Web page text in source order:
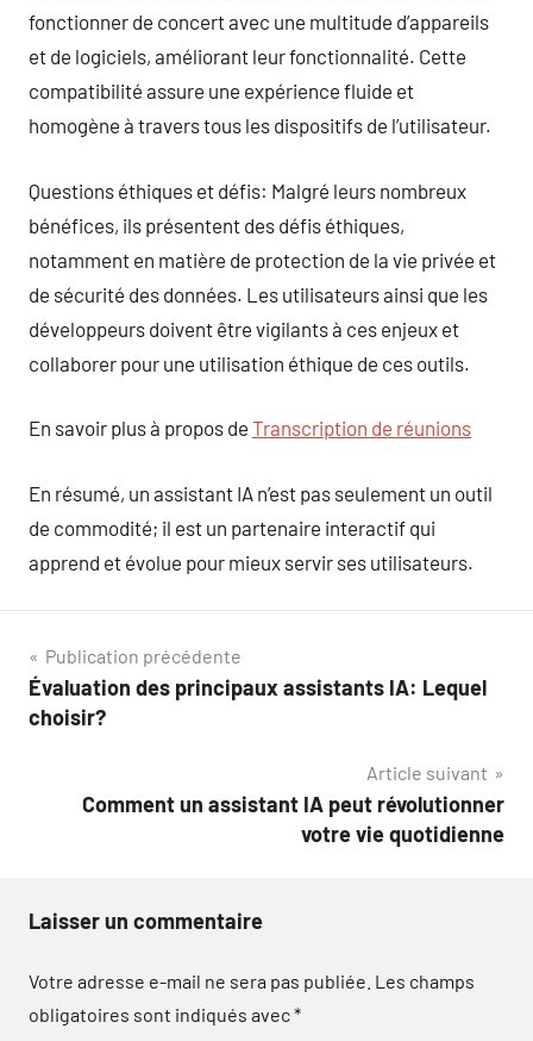
fonctionner de concert avec une multitude d’appareils
et de logiciels, améliorant leur fonctionnalité. Cette
compatibilité assure une expérience fluide et
homogène à travers tous les dispositifs de l’utilisateur.
Questions éthiques et défis: Malgré leurs nombreux
bénéfices, ils présentent des défis éthiques,
notamment en matière de protection de la vie privée et
de sécurité des données. Les utilisateurs ainsi que les
développeurs doivent être vigilants à ces enjeux et
collaborer pour une utilisation éthique de ces outils.
En savoir plus à propos de Transcription de réunions
En résumé, un assistant IA n’est pas seulement un outil
de commodité; il est un partenaire interactif qui
apprend et évolue pour mieux servir ses utilisateurs.
Navigation
de
Publication précédente
Évaluation des principaux assistants IA: Lequel
choisir?
Article suivant
Comment un assistant IA peut révolutionner
votre vie quotidienne
Laisser un commentaire
Votre adresse e-mail ne sera pas publiée. Les champs
obligatoires sont indiqués avec*